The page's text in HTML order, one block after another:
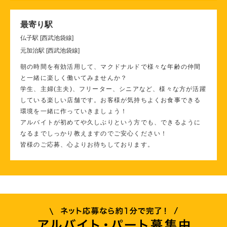
最寄り駅
仏子駅 [西武池袋線]
元加治駅 [西武池袋線]
朝の時間を有効活用して、マクドナルドで様々な年齢の仲間
と一緒に楽しく働いてみませんか？
学生、主婦(主夫)、フリーター、シニアなど、様々な方が活躍
している楽しい店舗です。お客様が気持ちよくお食事できる
環境を一緒に作っていきましょう！
アルバイトが初めてや久しぶりという方でも、できるように
なるまでしっかり教えますのでご安心ください！
皆様のご応募、心よりお待ちしております。